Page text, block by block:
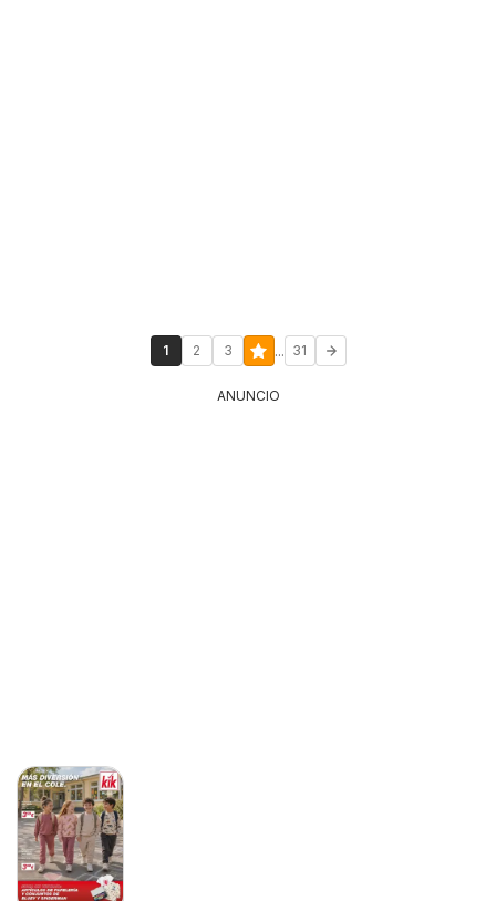
1 2 3 ... 31
ANUNCIO